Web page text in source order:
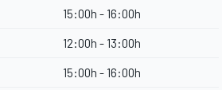
15:00h - 16:00h
12:00h - 13:00h
15:00h - 16:00h